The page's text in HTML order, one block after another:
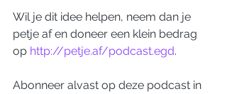
Wil je dit idee helpen, neem dan je
petje af en doneer een klein bedrag
op http://petje.af/podcast.egd.
Abonneer alvast op deze podcast in